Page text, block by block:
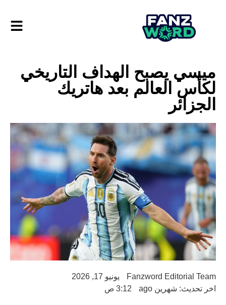
ميسي يصبح الهداف التاريخي
لكأس العالم بعد هاتريك
الجزائر
Fanzword Editorial Team
يونيو 17, 2026
اخر تحديث: شهرين ago
3:12 ص